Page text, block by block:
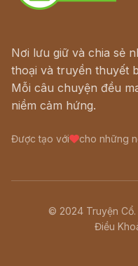
Nơi lưu giữ và chia sẻ
thoại và truyền thuyết
Mỗi câu chuyện đều
niềm cảm hứng.
Được tạo với cho những
© 2024 Truyện
Điều